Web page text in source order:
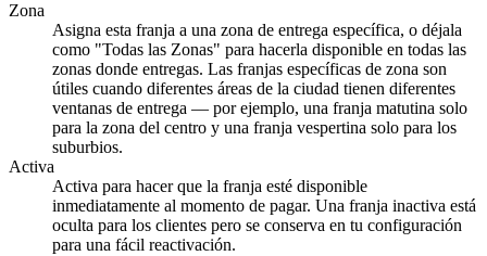
Zona
Asigna esta franja a una zona de entrega específica, o déjala
como "Todas las Zonas" para hacerla disponible en todas las
zonas donde entregas. Las franjas específicas de zona son
útiles cuando diferentes áreas de la ciudad tienen diferentes
ventanas de entrega — por ejemplo, una franja matutina solo
para la zona del centro y una franja vespertina solo para los
suburbios.
Activa
Activa para hacer que la franja esté disponible
inmediatamente al momento de pagar. Una franja inactiva está
oculta para los clientes pero se conserva en tu configuración
para una fácil reactivación.